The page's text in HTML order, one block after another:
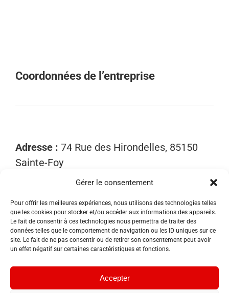
Gérer le consentement
Pour offrir les meilleures expériences, nous utilisons des technologies telles
que les cookies pour stocker et/ou accéder aux informations des appareils.
Le fait de consentir à ces technologies nous permettra de traiter des
données telles que le comportement de navigation ou les ID uniques sur ce
site. Le fait de ne pas consentir ou de retirer son consentement peut avoir
un effet négatif sur certaines caractéristiques et fonctions.
Accepter
Coordonnées de l’entreprise
Adresse : 74 Rue des Hirondelles, 85150
Sainte-Foy
Email : contact@sosnuisibles85.fr
SIRET :89455533300018